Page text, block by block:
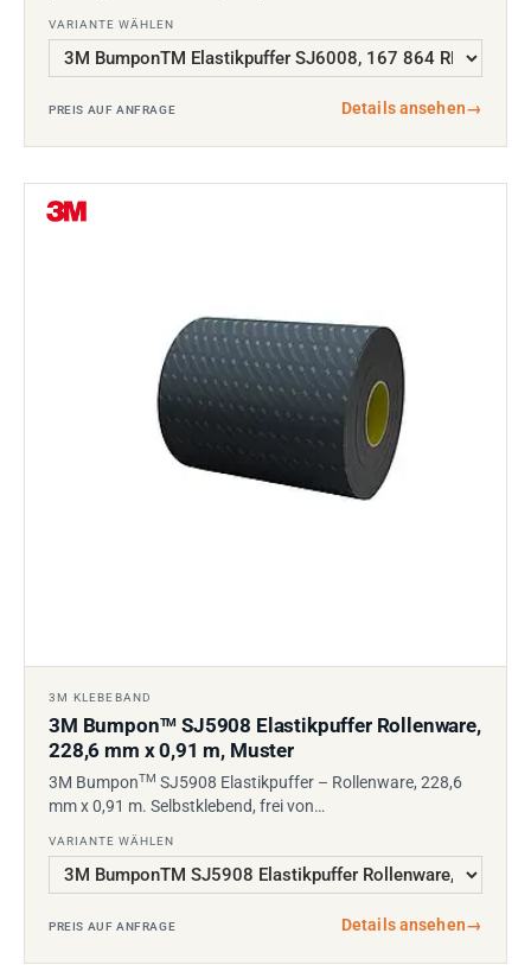
VARIANTE WÄHLEN
PREIS AUF ANFRAGE Details ansehen→
3M KLEBEBAND
3M BumponTM SJ5908 Elastikpuffer Rollenware,
228,6 mm x 0,91 m, Muster
3M BumponTM SJ5908 Elastikpuffer – Rollenware, 228,6
mm x 0,91 m. Selbstklebend, frei von…
VARIANTE WÄHLEN
PREIS AUF ANFRAGE Details ansehen→